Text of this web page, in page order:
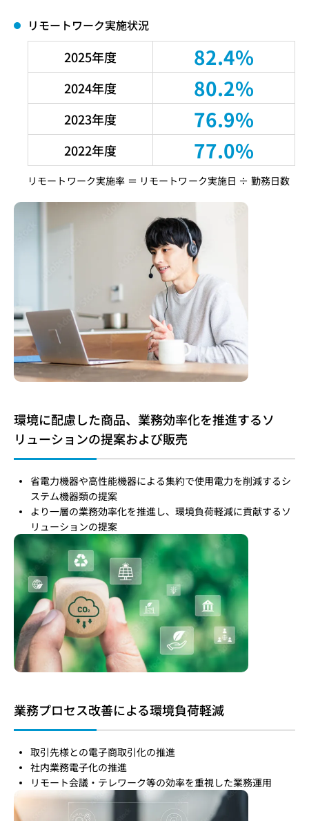
リモートワーク実施状況
2025年度 82.4%
2024年度 80.2%
2023年度 76.9%
2022年度 77.0%
リモートワーク実施率 ＝ リモートワーク実施日 ÷ 勤務日数
環境に配慮した商品、業務効率化を推進するソ
リューションの提案および販売
省電力機器や高性能機器による集約で使用電力を削減するシ
ステム機器類の提案
より一層の業務効率化を推進し、環境負荷軽減に貢献するソ
リューションの提案
業務プロセス改善による環境負荷軽減
取引先様との電子商取引化の推進
社内業務電子化の推進
リモート会議・テレワーク等の効率を重視した業務運用